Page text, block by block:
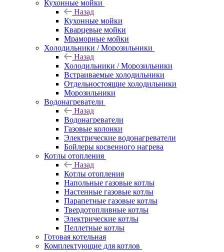
Кухонные мойки
Назад
Кухонные мойки
Кварцевые мойки
Мраморные мойки
Холодильники / Морозильники
Назад
Холодильники / Морозильники
Встраиваемые холодильники
Отдельностоящие холодильники
Морозильники
Водонагреватели
Назад
Водонагреватели
Газовые колонки
Электрические водонагреватели
Бойлеры косвенного нагрева
Котлы отопления
Назад
Котлы отопления
Напольные газовые котлы
Настенные газовые котлы
Парапетные газовые котлы
Твердотопливные котлы
Электрические котлы
Пеллетные котлы
Готовая котельная
Комплектующие для котлов